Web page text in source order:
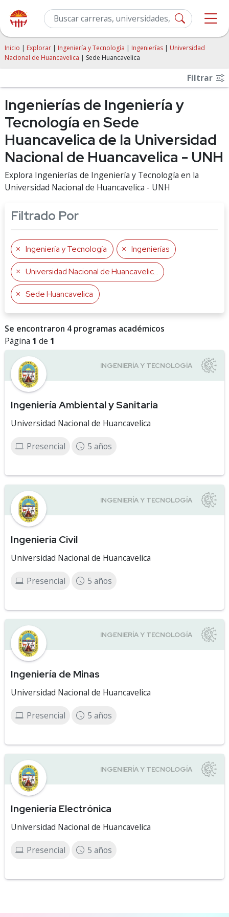
Inicio | Explorar | Ingeniería y Tecnología | Ingenierías | Universidad
Nacional de Huancavelica | Sede Huancavelica
Filtrar
Ingenierías de Ingeniería y
Tecnología en Sede
Huancavelica de la Universidad
Nacional de Huancavelica - UNH
Explora Ingenierías de Ingeniería y Tecnología en la
Universidad Nacional de Huancavelica - UNH
Filtrado Por
Ingeniería y Tecnología Ingenierías
Universidad Nacional de Huancavelica
Sede Huancavelica
Se encontraron 4 programas académicos
Página 1 de 1
Ingeniería Ambiental y Sanitaria
Universidad Nacional de Huancavelica
Presencial 5 años
Ingeniería Civil
Universidad Nacional de Huancavelica
Presencial 5 años
Ingeniería de Minas
Universidad Nacional de Huancavelica
Presencial 5 años
Ingeniería Electrónica
Universidad Nacional de Huancavelica
Presencial 5 años